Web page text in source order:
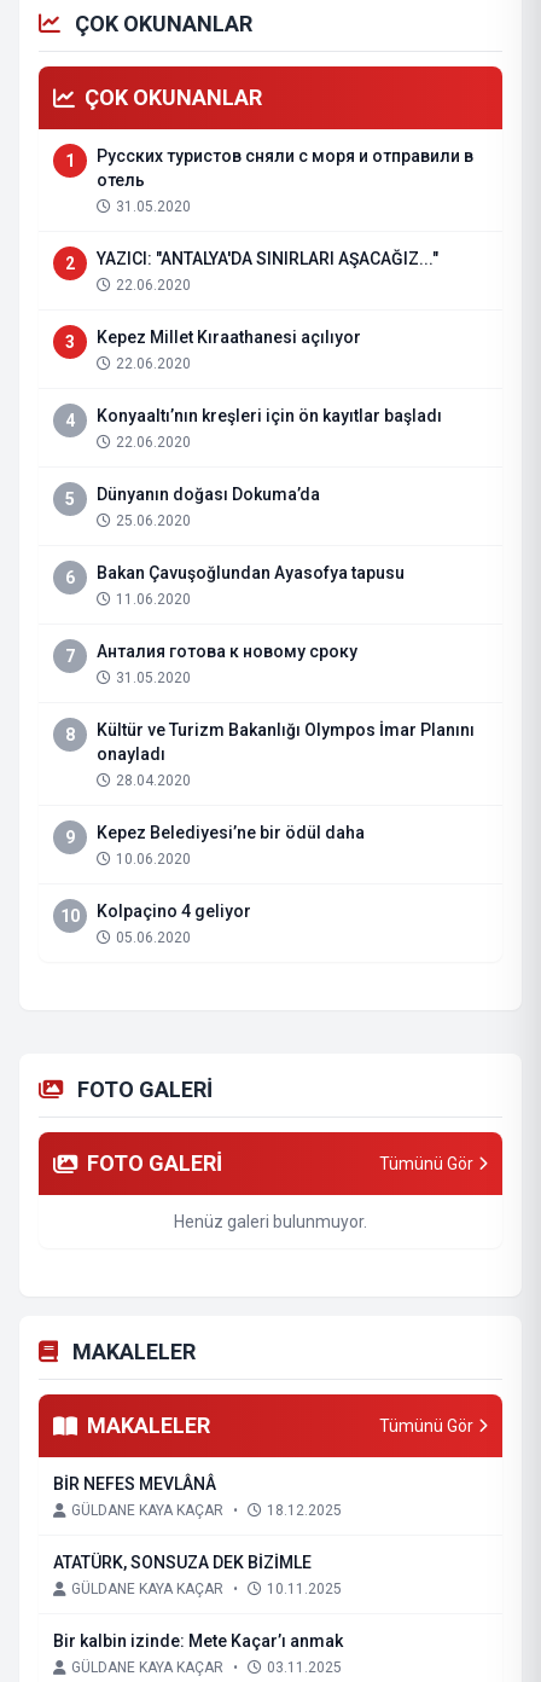
ÇOK OKUNANLAR
ÇOK OKUNANLAR
1
Русских туристов сняли с моря и отправили в
отель
31.05.2020
2 YAZICI: "ANTALYA'DA SINIRLARI AŞACAĞIZ..."
22.06.2020
3 Kepez Millet Kıraathanesi açılıyor
22.06.2020
4 Konyaaltı’nın kreşleri için ön kayıtlar başladı
22.06.2020
5 Dünyanın doğası Dokuma’da
25.06.2020
6 Bakan Çavuşoğlundan Ayasofya tapusu
11.06.2020
7 Анталия готова к новому сроку
31.05.2020
8
Kültür ve Turizm Bakanlığı Olympos İmar Planını
onayladı
28.04.2020
9 Kepez Belediyesi’ne bir ödül daha
10.06.2020
10 Kolpaçino 4 geliyor
05.06.2020
FOTO GALERİ
FOTO GALERİ Tümünü Gör
Henüz galeri bulunmuyor.
MAKALELER
MAKALELER Tümünü Gör
BİR NEFES MEVLÂNÂ
GÜLDANE KAYA KAÇAR • 18.12.2025
ATATÜRK, SONSUZA DEK BİZİMLE
GÜLDANE KAYA KAÇAR • 10.11.2025
Bir kalbin izinde: Mete Kaçar’ı anmak
GÜLDANE KAYA KAÇAR • 03.11.2025